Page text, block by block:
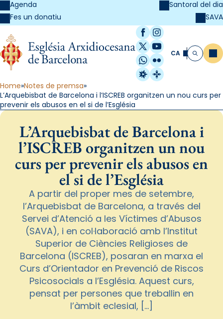
Agenda
Fes un donatiu
Santoral del dia
SAVA
Facebook
Instagram
X / Twitter
YouTube
WhatsApp
Flickr
Radio Estel
Catalunya
CA Cerca
Home Notes de premsa
L’Arquebisbat de Barcelona i l’ISCREB organitzen un nou curs per
prevenir els abusos en el si de l’Església
L’Arquebisbat de Barcelona i
l’ISCREB organitzen un nou
curs per prevenir els abusos en
el si de l’Església
A partir del proper mes de setembre,
l’Arquebisbat de Barcelona, a través del
Servei d’Atenció a les Víctimes d’Abusos
(SAVA), i en col·laboració amb l’Institut
Superior de Ciències Religioses de
Barcelona (ISCREB), posaran en marxa el
Curs d’Orientador en Prevenció de Riscos
Psicosocials a l’Església. Aquest curs,
pensat per persones que treballin en
l’àmbit eclesial, […]